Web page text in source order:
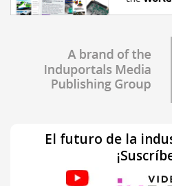
El futuro de la